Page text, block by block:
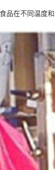
品在不同温度